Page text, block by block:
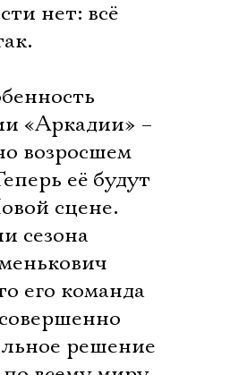
нет: всё
«Аркадии» –
возросшем
её будут
сцене.
сезона
его команда
решение